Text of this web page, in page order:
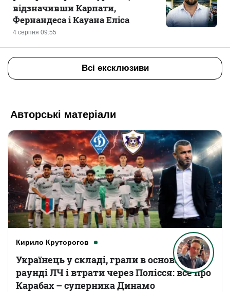
4 серпня 09:55
відзначивши Карпати,
Фернандеса і Кауана Еліса
Всі ексклюзиви
Авторські матеріали
Кирило Круторогов
Українець у складі, грали в основному
раунді ЛЧ і втрати через Полісся: все про
Карабах – суперника Динамо